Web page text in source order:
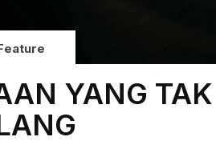
YANG